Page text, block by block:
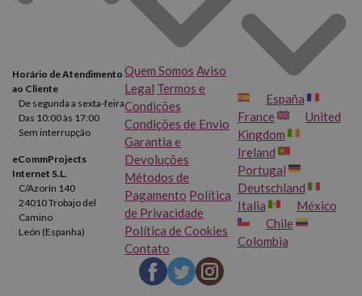
Horário de Atendimento
ao Cliente
De segunda a sexta-feira
Das 10:00 às 17:00
Sem interrupção
eCommProjects
Internet S.L.
C/Azorín 140
24010 Trobajo del
Camino
León (Espanha)
Quem Somos Aviso
Legal Termos e
Condições
Condições de Envio
Garantia e
Devoluções
Métodos de
Pagamento Política
de Privacidade
Política de Cookies
Contato
España
France
United
Kingdom
Ireland
Portugal
Deutschland
Italia
México
Chile
Colombia